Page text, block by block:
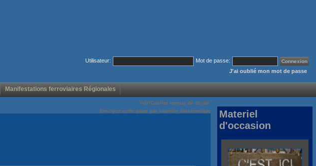
Utilisateur:
Mot de passe:
J'ai oublié mon mot de passe
Manifestations ferroviaires Régionales
Voir/Cacher menus de droite
Envoyez cette page par courrier électronique
Materiel
d'occasion